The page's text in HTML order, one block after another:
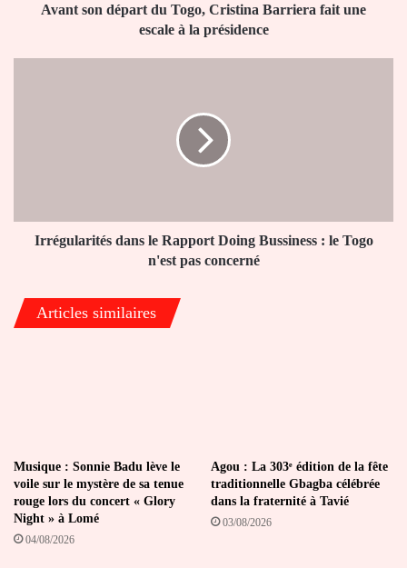
Avant son départ du Togo, Cristina Barriera fait une
escale à la présidence
Togo
Irrégularités dans le Rapport Doing Bussiness : le Togo
n'est pas concerné
Articles similaires
Musique : Sonnie Badu lève le
voile sur le mystère de sa tenue
rouge lors du concert « Glory
Night » à Lomé
04/08/2026
Agou : La 303ᵉ édition de la fête
traditionnelle Gbagba célébrée
dans la fraternité à Tavié
03/08/2026